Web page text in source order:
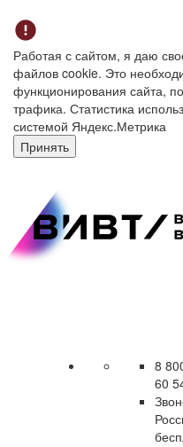
Работая с сайтом, я даю
файлов cookie. Это
функционирования сайта,
трафика. Статистика
системой Яндекс.Метрика
Принять
8
60